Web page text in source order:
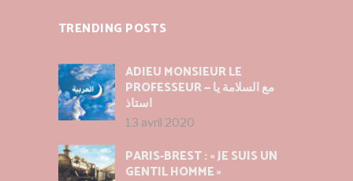
TRENDING POSTS
ADIEU MONSIEUR LE
PROFESSEUR — مع السلامة يا
استاذ
13 avril 2020
PARIS-BREST : « JE SUIS UN
GENTIL HOMME »